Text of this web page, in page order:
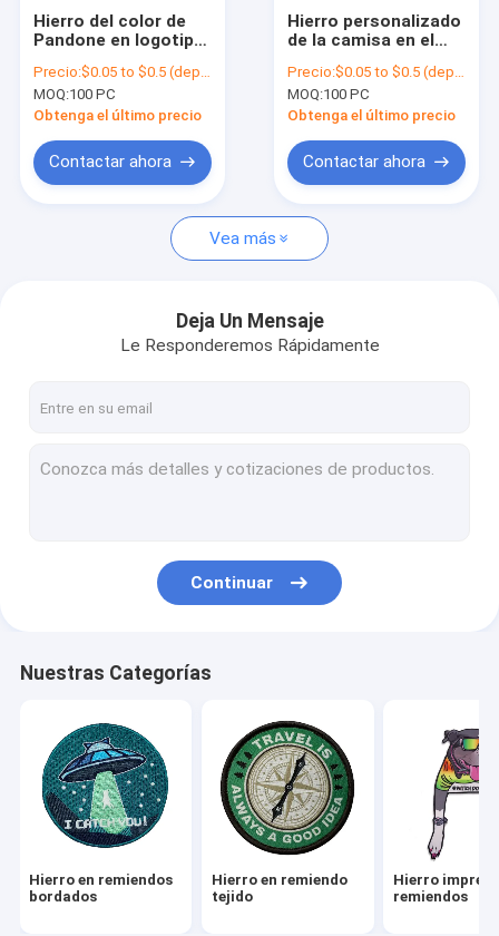
noticias
Todos los casos
Hierro en remiendos bordados
Hierro impreso en remiendos
Remiendos bordados de encargo
Remiendos de la sublimación del tinte
Llavero tejido
Llaveros del PVC
Etiquetas de las etiquetas de la materia textil
Remiendo de goma del PVC
Hierro del color de
Pandone en logotipo
Patch Custom Car
Racing Company
Precio:$0.05 to $0.5 (depends on the design and order quantity)
MOQ:100 PC
Obtenga el último precio
Contactar ahora
Hierro personalizado
de la camisa en el
lavable para el color
de Pandone de las
chaquetas de
Precio:$0.05 to $0.5 (depends on the design and order quantity)
MOQ:100 PC
Obtenga el último precio
Contactar ahora
Vea más
Deja Un Mensaje
Le Responderemos Rápidamente
Continuar
Nuestras Categorías
Hierro en remiendos
bordados
Hierro en remiendo
tejido
Hierro
remiendos